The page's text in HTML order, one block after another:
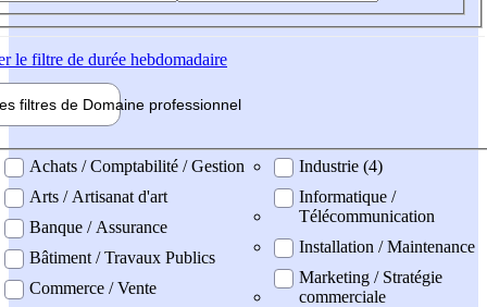
le filtre de durée hebdomadaire
filtres de Domaine professionnel
professionel
Achats / Comptabilité / Gestion
Arts / Artisanat d'art
Banque / Assurance
Bâtiment / Travaux Publics
Commerce / Vente
Industrie (4)
Informatique /
Télécommunication
Installation / Maintenance
Marketing / Stratégie
commerciale